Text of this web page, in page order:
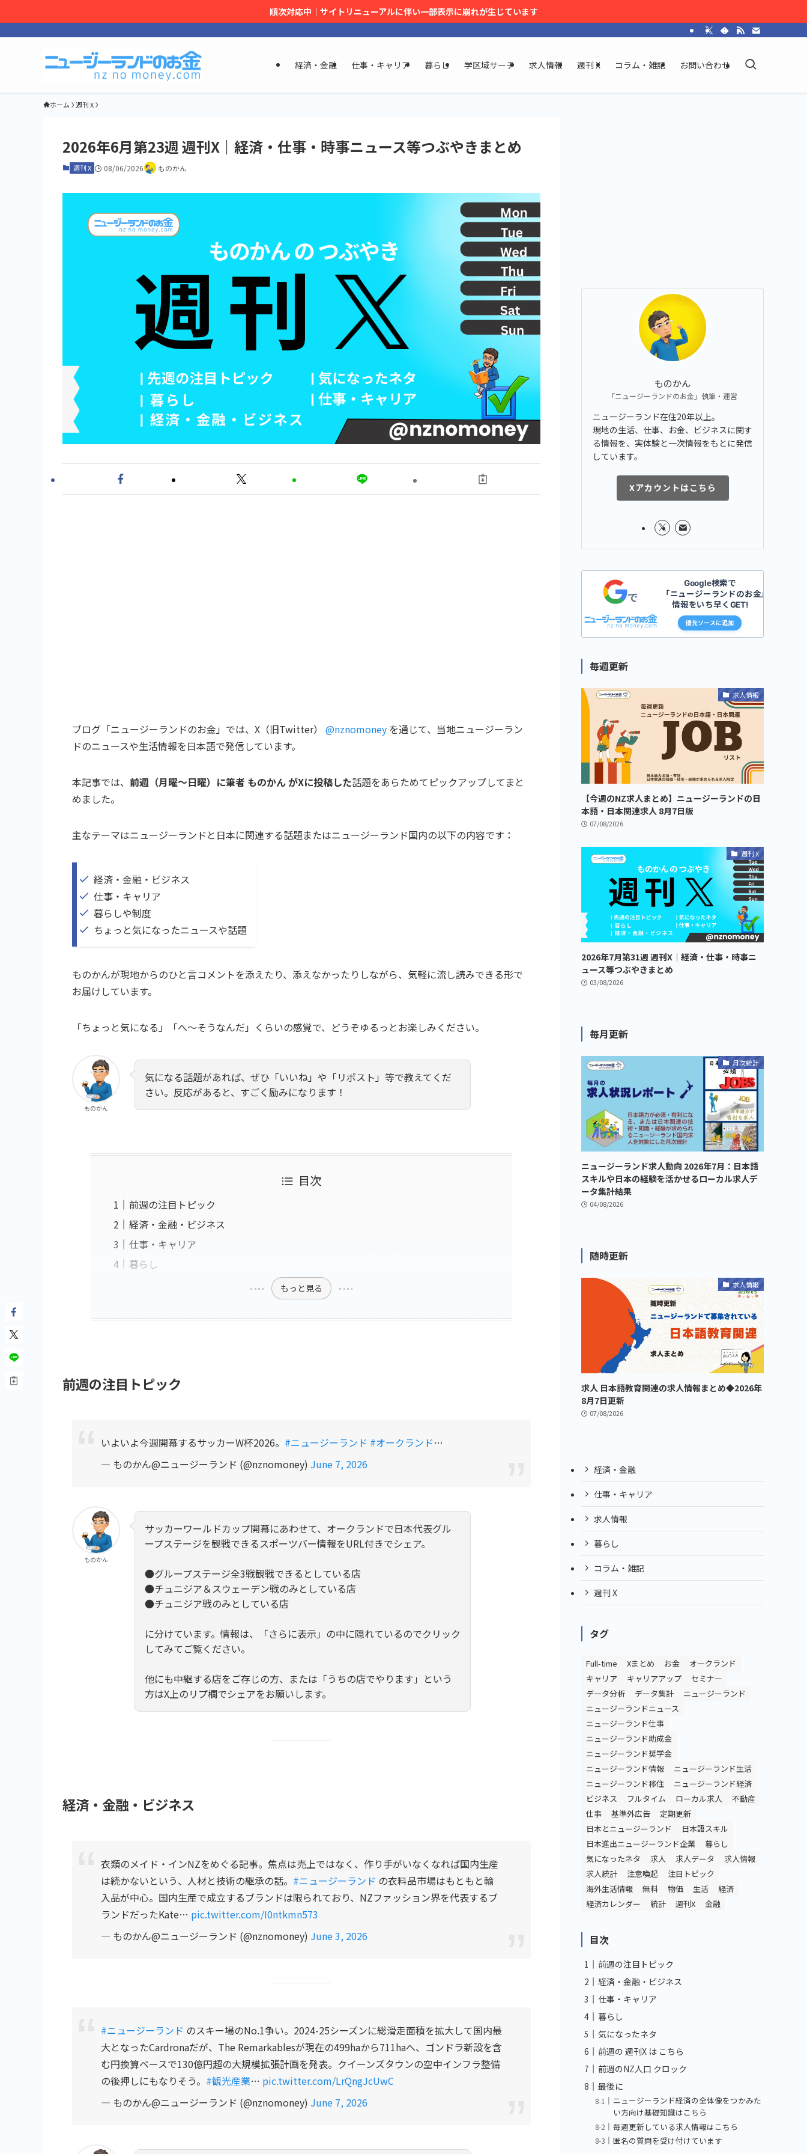
順次対応中｜サイトリニューアルに伴い一部表示に崩れが生じています
経済・金融 仕事・キャリア 暮らし 学区域サーチ 求人情報 週刊 X コラム・雑記 お問い合わせ
ホーム 週刊 X
2026年6月第23週 週刊X｜経済・仕事・時事ニュース等つぶやきまとめ
週刊 X 08/06/2026 ものかん
ブログ「ニュージーランドのお金」では、X（旧Twitter） @nznomoney を通じて、当地ニュージーラン
ドのニュースや生活情報を日本語で発信しています。
本記事では、 前週（月曜〜日曜）に筆者 ものかん がXに投稿した話題をあらためてピックアップしてまと
めました。
主なテーマはニュージーランドと日本に関連する話題またはニュージーランド国内の以下の内容です：
経済・金融・ビジネス
仕事・キャリア
暮らしや制度
ちょっと気になったニュースや話題
ものかんが現地からのひと言コメントを添えたり、添えなかったりしながら、気軽に流し読みできる形で
お届けしています。
「ちょっと気になる」「へ〜そうなんだ」くらいの感覚で、どうぞゆるっとお楽しみください。
ものかん
気になる話題があれば、ぜひ「いいね」や「リポスト」等で教えてくだ
さい。反応があると、すごく励みになります！
目次
前週の注目トピック
経済・金融・ビジネス
仕事・キャリア
暮らし
もっと見る
前週の注目トピック
いよいよ今週開幕するサッカーW杯2026。 #ニュージーランド #オークランド…
— ものかん@ニュージーランド (@nznomoney) June 7, 2026
ものかん
サッカーワールドカップ開幕にあわせて、オークランドで日本代表グル
ープステージを観戦できるスポーツバー情報をURL付きでシェア。
●グループステージ全3戦観戦できるとしている店
●チュニジア＆スウェーデン戦のみとしている店
●チュニジア戦のみとしている店
に分けています。情報は、「さらに表示」の中に隠れているのでクリック
してみてご覧ください。
他にも中継する店をご存じの方、または「うちの店でやります」という
方はX上のリプ欄でシェアをお願いします。
経済・金融・ビジネス
衣類のメイド・インNZをめぐる記事。焦点は売上ではなく、作り手がいなくなれば国内生産
は続かないという、人材と技術の継承の話。 #ニュージーランド の衣料品市場はもともと輸
入品が中心。国内生産で成立するブランドは限られており、NZファッション界を代表するブ
ランドだったKate… pic.twitter.com/I0ntkmn573
— ものかん@ニュージーランド (@nznomoney) June 3, 2026
#ニュージーランド のスキー場のNo.1争い。2024-25シーズンに総滑走面積を拡大して国内最
大となったCardronaだが、The Remarkablesが現在の499haから711haへ、ゴンドラ新設を含
む円換算ベースで130億円超の大規模拡張計画を発表。クイーンズタウンの空中インフラ整備
の後押しにもなりそう。 #観光産業… pic.twitter.com/LrQngJcUwC
— ものかん@ニュージーランド (@nznomoney) June 7, 2026
ものかん
「ニュージーランドのお金」執筆・運営
ニュージーランド在住20年以上。
現地の生活、仕事、お金、ビジネスに関す
る情報を、実体験と一次情報をもとに発信
しています。
Xアカウントはこちら
で
Google検索で
「ニュージーランドのお金」の
情報をいち早くGET!
優先ソースに追加
毎週更新
求人情報
【今週のNZ求人まとめ】ニュージーランドの日
本語・日本関連求人 8月7日版
07/08/2026
週刊 X
2026年7月第31週 週刊X｜経済・仕事・時事ニ
ュース等つぶやきまとめ
03/08/2026
毎月更新
月次統計
ニュージーランド求人動向 2026年7月：日本語
スキルや日本の経験を活かせるローカル求人デ
ータ集計結果
04/08/2026
随時更新
求人情報
求人 日本語教育関連の求人情報まとめ◆2026年
8月7日更新
07/08/2026
経済・金融
仕事・キャリア
求人情報
暮らし
コラム・雑記
週刊 X
タグ
Full-time Xまとめ お金
オークランド
キャリア
キャリアアップ
セミナー
データ分析
データ集計
ニュージーランド
ニュージーランドニュース
ニュージーランド仕事
ニュージーランド助成金
ニュージーランド奨学金
ニュージーランド情報
ニュージーランド生活
ニュージーランド移住
ニュージーランド経済
ビジネス
フルタイム ローカル求人
不動産
仕事
基準外広告
定期更新
日本とニュージーランド
日本語スキル
日本進出ニュージーランド企業
暮らし
気になったネタ
求人 求人データ
求人情報
求人統計
注意喚起
注目トピック
海外生活情報
無料 物価 生活
経済
経済カレンダー
統計 週刊X 金融
目次
前週の注目トピック
経済・金融・ビジネス
仕事・キャリア
暮らし
気になったネタ
前週の 週刊X は こちら
前週のNZ人口 クロック
最後に
ニュージーランド経済の全体像をつかみた
い方向け基礎知識はこちら
毎週更新している求人情報はこちら
匿名の質問を受け付けています